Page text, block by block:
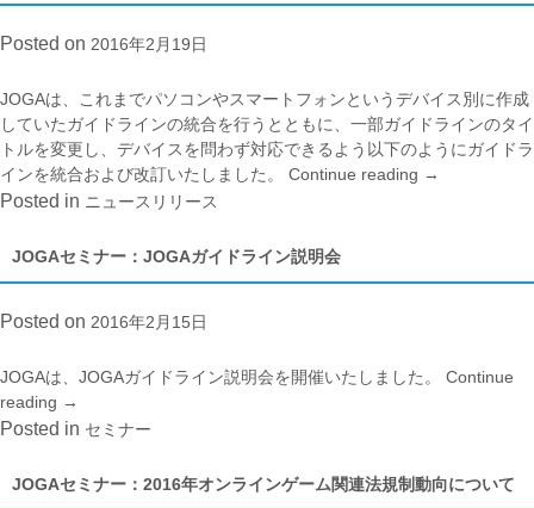
統
合
お
よ
Posted on 2016年2月19日
JOGAは、これまでパソコンやスマートフォンというデバイス別に作成
していたガイドラインの統合を行うとともに、一部ガイドラインのタイ
トルを変更し、デバイスを問わず対応できるよう以下のようにガイドラ
インを統合および改訂いたしました。 Continue reading “JOGA
い
→
Posted in ニュースリリース
JOGAセミナー：JOGAガイドライン説明会
Posted on 2016年2月15日
JOGAは、JOGAガイドライン説明会を開催いたしました。 Continue
reading “JOGA
セ
ナ
→
Posted in セミナー
JOGAセミナー：2016年オンラインゲーム関連法規制動向について